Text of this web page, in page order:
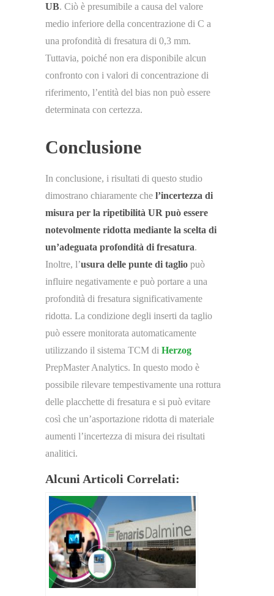
UB. Ciò è presumibile a causa del valore
medio inferiore della concentrazione di C a
una profondità di fresatura di 0,3 mm.
Tuttavia, poiché non era disponibile alcun
confronto con i valori di concentrazione di
riferimento, l’entità del bias non può essere
determinata con certezza.
Conclusione
In conclusione, i risultati di questo studio
dimostrano chiaramente che l’incertezza di
misura per la ripetibilità UR può essere
notevolmente ridotta mediante la scelta di
un’adeguata profondità di fresatura.
Inoltre, l’usura delle punte di taglio può
influire negativamente e può portare a una
profondità di fresatura significativamente
ridotta. La condizione degli inserti da taglio
può essere monitorata automaticamente
utilizzando il sistema TCM di Herzog
PrepMaster Analytics. In questo modo è
possibile rilevare tempestivamente una rottura
delle placchette di fresatura e si può evitare
così che un’asportazione ridotta di materiale
aumenti l’incertezza di misura dei risultati
analitici.
Alcuni Articoli Correlati: